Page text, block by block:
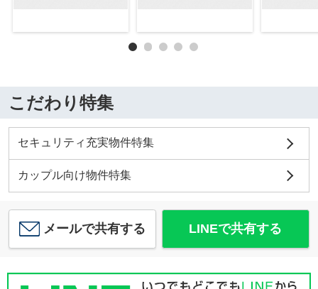
こだわり特集
セキュリティ充実物件特集
カップル向け物件特集
メールで共有する LINEで共有する